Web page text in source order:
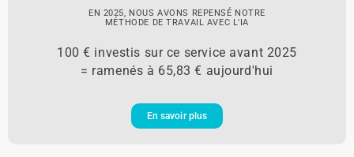
EN 2025, NOUS AVONS REPENSÉ NOTRE
MÉTHODE DE TRAVAIL AVEC L'IA
100 € investis sur ce service avant 2025
= ramenés à 65,83 € aujourd'hui
En savoir plus